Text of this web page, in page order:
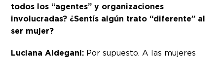
todos los “agentes” y organizaciones
involucradas? ¿Sentís algún trato “diferente” al
ser mujer?
Luciana Aldegani: Por supuesto. A las mujeres